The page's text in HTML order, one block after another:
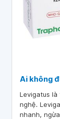
Ai không
Levigatus
nghệ.
nhanh,